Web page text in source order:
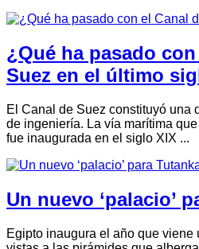
¿Qué ha pasado
Suez en el último
El Canal de Suez constituyó una
de ingeniería. La vía marítima
fue inaugurada en el siglo XIX ...
Un nuevo ‘palacio’
Egipto inaugura el año que viene